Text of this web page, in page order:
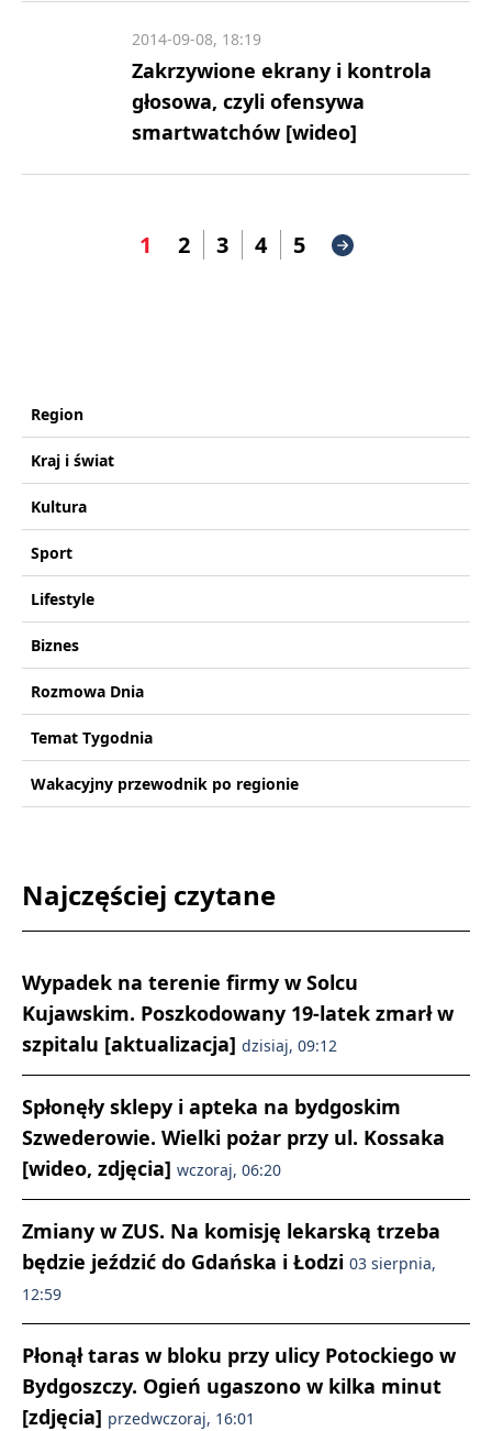
Zakrzywione ekrany i kontrola
głosowa, czyli ofensywa
smartwatchów [wideo]
2014-09-08, 18:19
1 2 3 4 5
Region
Kraj i świat
Kultura
Sport
Lifestyle
Biznes
Rozmowa Dnia
Temat Tygodnia
Wakacyjny przewodnik po regionie
Najczęściej czytane
Wypadek na terenie firmy w Solcu
Kujawskim. Poszkodowany 19-latek zmarł w
szpitalu [aktualizacja] dzisiaj, 09:12
Spłonęły sklepy i apteka na bydgoskim
Szwederowie. Wielki pożar przy ul. Kossaka
[wideo, zdjęcia] wczoraj, 06:20
Zmiany w ZUS. Na komisję lekarską trzeba
będzie jeździć do Gdańska i Łodzi 03 sierpnia,
12:59
Płonął taras w bloku przy ulicy Potockiego w
Bydgoszczy. Ogień ugaszono w kilka minut
[zdjęcia] przedwczoraj, 16:01